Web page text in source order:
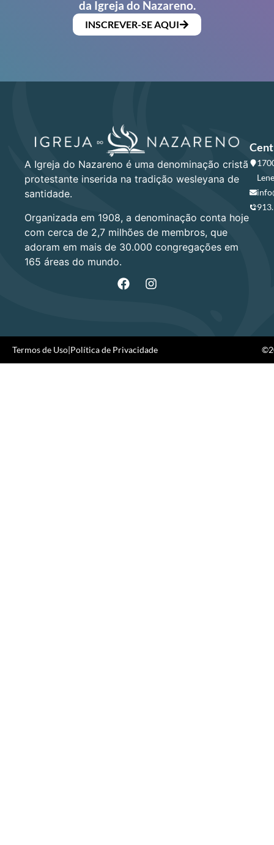
da Igreja do Nazareno.
INSCREVER-SE AQUI
A Igreja do Nazareno é uma denominação cristã
protestante inserida na tradição wesleyana de
santidade.
Organizada em 1908, a denominação conta hoje
com cerca de 2,7 milhões de membros, que
adoram em mais de 30.000 congregações em
165 áreas do mundo.
Termos de Uso|Política de Privacidade